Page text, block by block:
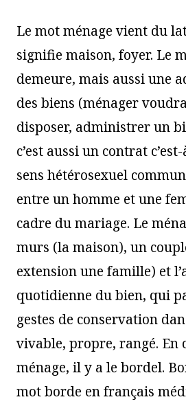
Le mot ménage vient du
signifie maison, foyer. Le
demeure, mais aussi une
des biens (ménager
disposer, administrer un
c’est aussi un contrat
sens hétérosexuel
entre un homme et une
cadre du mariage. Le
murs (la maison), un
extension une famille) et
quotidienne du bien, qui
gestes de conservation
vivable, propre, rangé. En
ménage, il y a le bordel.
mot borde en français